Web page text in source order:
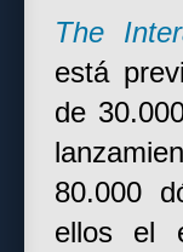
The
está
de
80.000
ellos el